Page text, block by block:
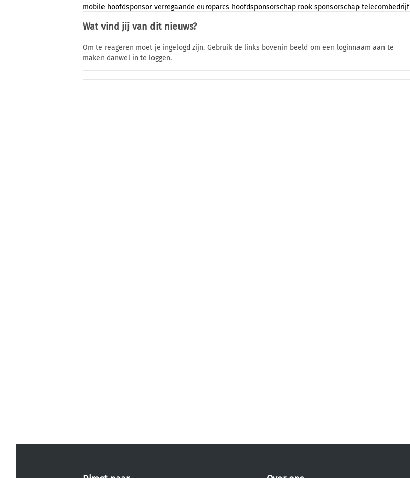
mobile hoofdsponsor verregaande europarcs hoofdsponsorschap rook sponsorschap telecombedrijf
Wat vind jij van dit nieuws?
Om te reageren moet je ingelogd zijn. Gebruik de links bovenin beeld om een loginnaam aan te
maken danwel in te loggen.